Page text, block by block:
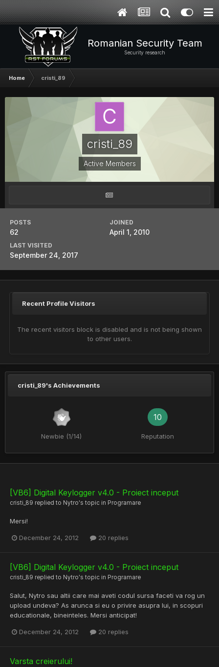
Romanian Security Team
Security research
Home cristi_89
cristi_89
Active Members
POSTS
62
JOINED
April 1, 2010
LAST VISITED
September 24, 2017
Recent Profile Visitors
The recent visitors block is disabled and is not being shown
to other users.
cristi_89's Achievements
Newbie (1/14)
10
Reputation
[VB6] Digital Keylogger v4.0 - Proiect inceput
cristi_89 replied to Nytro's topic in Programare
Mersi!
December 24, 2012 20 replies
[VB6] Digital Keylogger v4.0 - Proiect inceput
cristi_89 replied to Nytro's topic in Programare
Salut, Nytro sau altii care mai aveti codul sursa faceti va rog un
upload undeva? As arunca si eu o privire asupra lui, in scopuri
educationale, bineinteles. Mersi anticipat!
December 24, 2012 20 replies
Varsta creierului!